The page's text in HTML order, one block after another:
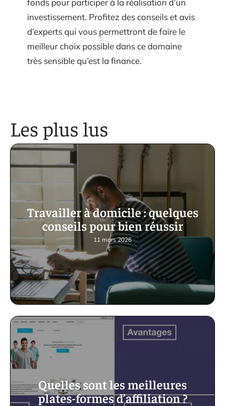
investissement. Profitez des conseils et avis
d’experts qui vous permettront de faire le
meilleur choix possible dans ce domaine
très sensible qu’est la finance.
Les plus lus
Travailler à domicile : quelques
conseils pour bien réussir
11 mars 2026
Quelles sont les meilleures
plates-formes d’affiliation ?